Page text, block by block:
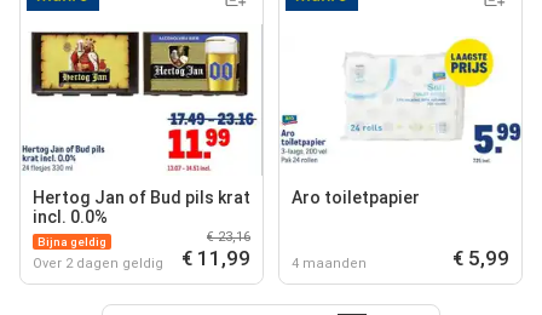
Hertog Jan of Bud pils krat
incl. 0.0%
Bijna geldig
Over 2 dagen geldig
€ 23,16
€ 11,99
Aro toiletpapier
4 maanden € 5,99